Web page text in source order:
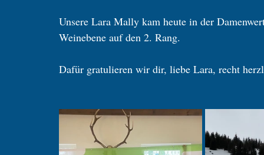
Unsere Lara Mally kam heute in der
Weinebene auf den 2. Rang.
Dafür gratulieren wir dir, liebe Lara, recht